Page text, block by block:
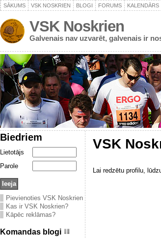
SĀKUMS VSK NOSKRIEN BLOGI FORUMS KALENDĀRS
VSK Noskrien
Galvenais nav uzvarēt, galvenais ir
Biedriem
Lietotājs
Parole
Pievienoties VSK Noskrien
Kas ir VSK Noskrien?
Kāpēc reklāmas?
Komandas blogi
VSK
Lai redzētu profilu,